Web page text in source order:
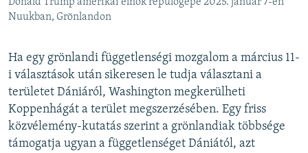
Nuukban, Grönlandon
Ha egy grönlandi függetlenségi mozgalom a március 11-
i választások után sikeresen le tudja választani a
területet Dániáról, Washington megkerülheti
Koppenhágát a terület megszerzésében. Egy friss
közvélemény-kutatás szerint a grönlandiak többsége
támogatja ugyan a függetlenséget Dániától, azt